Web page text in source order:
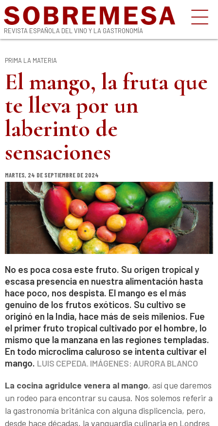
REVISTA ESPAÑOLA DEL VINO Y LA GASTRONOMÍA
PRIMA LA MATERIA
El mango, la fruta que
te lleva por un
laberinto de
sensaciones
MARTES, 24 DE SEPTIEMBRE DE 2024
No es poca cosa este fruto. Su origen tropical y
escasa presencia en nuestra alimentación hasta
hace poco, nos despista. El mango es el más
genuino de los frutos exóticos. Su cultivo se
originó en la India, hace más de seis milenios. Fue
el primer fruto tropical cultivado por el hombre, lo
mismo que la manzana en las regiones templadas.
En todo microclima caluroso se intenta cultivar el
mango. LUIS CEPEDA. IMÁGENES: AURORA BLANCO
La cocina agridulce venera al mango, así que daremos
un rodeo para encontrar su causa. Nos solemos referir a
la gastronomía británica con alguna displicencia, pero,
desde hace décadas, la vanguardia culinaria en Londres